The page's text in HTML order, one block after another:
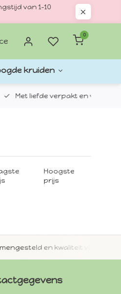
van 1–10
0
kruiden
Met liefde verpakt en verzonden.
Hoogste
prijs
en kwaliteit voorop.